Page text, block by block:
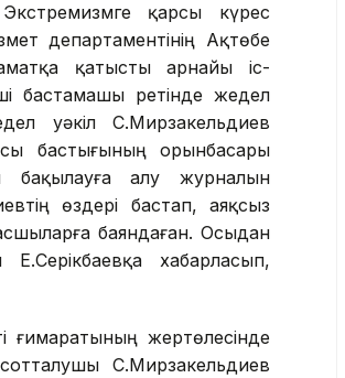
қарсы күрес
департаментінің Ақтөбе
қатысты арнайы іс-
бастамашы ретінде жедел
уәкіл С.Мирзакельдиев
бастығының орынбасары
бақылауға алу журналын
өздері бастап, аяқсыз
баяндаған. Осыдан
хабарласып,
ғимаратының жертөлесінде
С.Мирзакельдиев